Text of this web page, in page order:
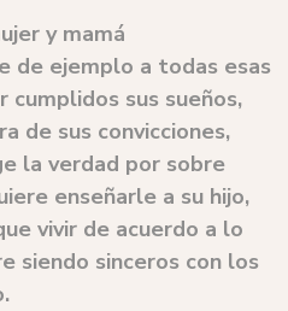
y mamá
de ejemplo a todas esas
cumplidos sus sueños,
de sus convicciones,
la verdad por sobre
enseñarle a su hijo,
vivir de acuerdo a lo
siendo sinceros con los